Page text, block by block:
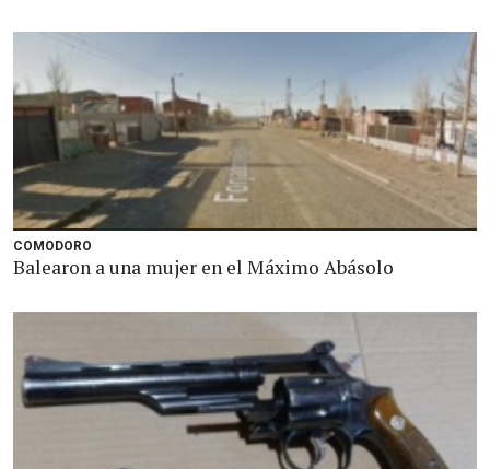
COMODORO
Balearon a una mujer en el Máximo Abásolo